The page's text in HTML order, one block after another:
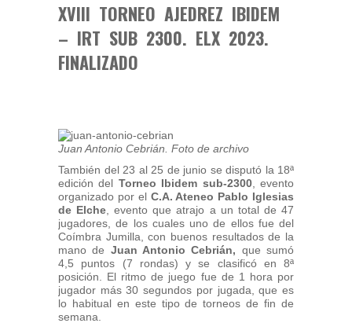
XVIII TORNEO AJEDREZ IBIDEM
– IRT SUB 2300. ELX 2023.
FINALIZADO
Juan Antonio Cebrián. Foto de archivo
También del 23 al 25 de junio se disputó la 18ª
edición del Torneo Ibidem sub-2300, evento
organizado por el C.A. Ateneo Pablo Iglesias
de Elche , evento que atrajo a un total de 47
jugadores, de los cuales uno de ellos fue del
Coímbra Jumilla, con buenos resultados de la
mano de Juan Antonio Cebrián, que sumó
4,5 puntos (7 rondas) y se clasificó en 8ª
posición. El ritmo de juego fue de 1 hora por
jugador más 30 segundos por jugada, que es
lo habitual en este tipo de torneos de fin de
semana.